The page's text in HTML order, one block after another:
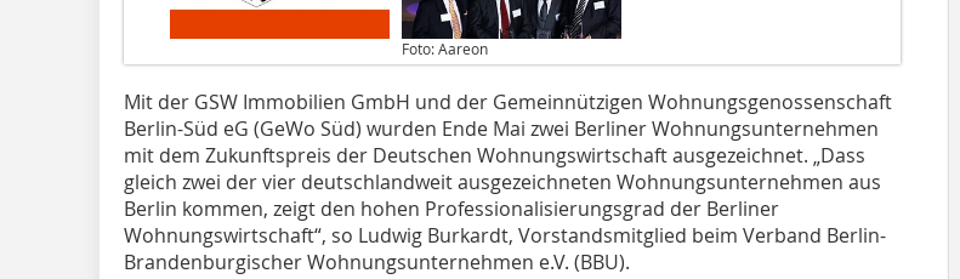
Foto: Aareon
Mit der GSW Immobilien GmbH und der Gemeinnützigen Wohnungsgenossenschaft
Berlin-Süd eG (GeWo Süd) wurden Ende Mai zwei Berliner Wohnungsunternehmen
mit dem Zukunftspreis der Deutschen Wohnungswirtschaft ausgezeichnet. „Dass
gleich zwei der vier deutschlandweit ausgezeichneten Wohnungs­unternehmen aus
Berlin kommen, zeigt den hohen Professionalisierungsgrad der Berliner
Wohnungswirtschaft“, so Ludwig Burkardt, Vorstandsmitglied beim Verband Berlin-
Brandenburgischer Wohnungsunternehmen e.V. (BBU).